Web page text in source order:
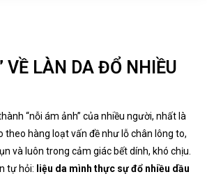
VỀ LÀN DA ĐỔ NHIỀU
“nỗi ám ảnh” của nhiều người, nhất là
theo hàng loạt vấn đề như lỗ chân lông to,
và luôn trong cảm giác bết dính, khó chịu.
tự hỏi: liệu da mình thực sự đổ nhiều dầu